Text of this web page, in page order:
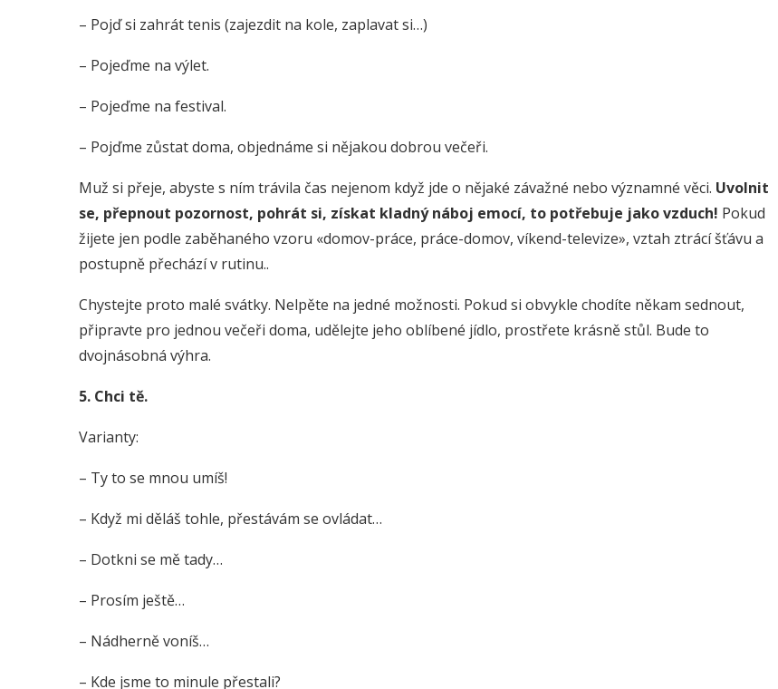
– Pojď si zahrát tenis (zajezdit na kole, zaplavat si…)
– Pojeďme na výlet.
– Pojeďme na festival.
– Pojďme zůstat doma, objednáme si nějakou dobrou večeři.
Muž si přeje, abyste s ním trávila čas nejenom když jde o nějaké závažné nebo významné věci. Uvolnit
se, přepnout pozornost, pohrát si, získat kladný náboj emocí, to potřebuje jako vzduch! Pokud
žijete jen podle zaběhaného vzoru «domov-práce, práce-domov, víkend-televize», vztah ztrácí šťávu a
postupně přechází v rutinu..
Chystejte proto malé svátky. Nelpěte na jedné možnosti. Pokud si obvykle chodíte někam sednout,
připravte pro jednou večeři doma, udělejte jeho oblíbené jídlo, prostřete krásně stůl. Bude to
dvojnásobná výhra.
5. Chci tě.
Varianty:
– Ty to se mnou umíš!
– Když mi děláš tohle, přestávám se ovládat…
– Dotkni se mě tady…
– Prosím ještě…
– Nádherně voníš…
– Kde jsme to minule přestali?